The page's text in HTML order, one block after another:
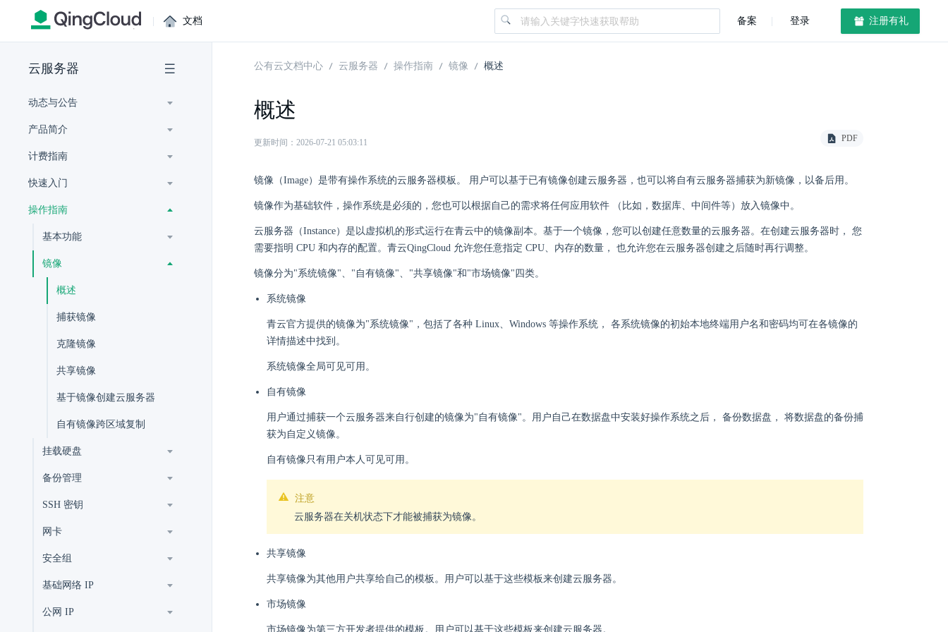
| 文档 备案 登录 注册有礼
云服务器
动态与公告
产品简介
计费指南
快速入门
操作指南
基本功能
镜像
概述
捕获镜像
克隆镜像
共享镜像
基于镜像创建云服务器
自有镜像跨区域复制
挂载硬盘
备份管理
SSH 密钥
网卡
安全组
基础网络 IP
公网 IP
公有云文档中心 云服务器 操作指南 镜像 概述
概述
更新时间：2026-07-21 05:03:11 PDF
镜像（Image）是带有操作系统的云服务器模板。 用户可以基于已有镜像创建云服务器，也可以将自有云服务器捕获为新镜像，以备后用。
镜像作为基础软件，操作系统是必须的，您也可以根据自己的需求将任何应用软件 （比如，数据库、中间件等）放入镜像中。
云服务器（Instance）是以虚拟机的形式运行在青云中的镜像副本。基于一个镜像，您可以创建任意数量的云服务器。在创建云服务器时， 您
需要指明 CPU 和内存的配置。青云QingCloud 允许您任意指定 CPU、内存的数量， 也允许您在云服务器创建之后随时再行调整。
镜像分为"系统镜像"、"自有镜像"、"共享镜像"和"市场镜像"四类。
系统镜像
青云官方提供的镜像为"系统镜像"，包括了各种 Linux、Windows 等操作系统， 各系统镜像的初始本地终端用户名和密码均可在各镜像的
详情描述中找到。
系统镜像全局可见可用。
自有镜像
用户通过捕获一个云服务器来自行创建的镜像为"自有镜像"。用户自己在数据盘中安装好操作系统之后， 备份数据盘， 将数据盘的备份捕
获为自定义镜像。
自有镜像只有用户本人可见可用。
注意
云服务器在关机状态下才能被捕获为镜像。
共享镜像
共享镜像为其他用户共享给自己的模板。用户可以基于这些模板来创建云服务器。
市场镜像
市场镜像为第三方开发者提供的模板。用户可以基于这些模板来创建云服务器。